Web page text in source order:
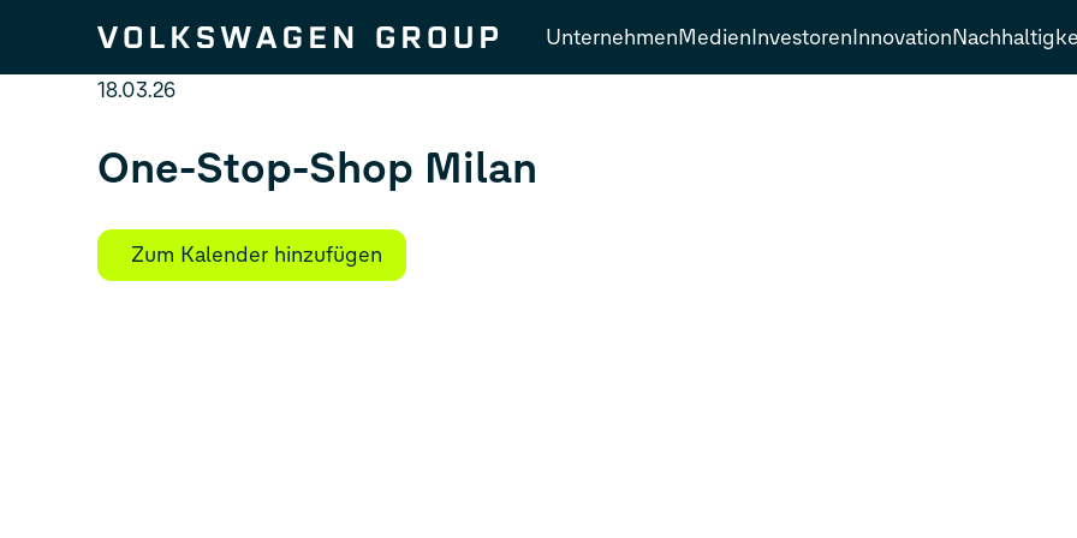
UnternehmenMedienInvestorenInnovation
18.03.26
One-Stop-Shop Milan
Zum Kalender hinzufügen